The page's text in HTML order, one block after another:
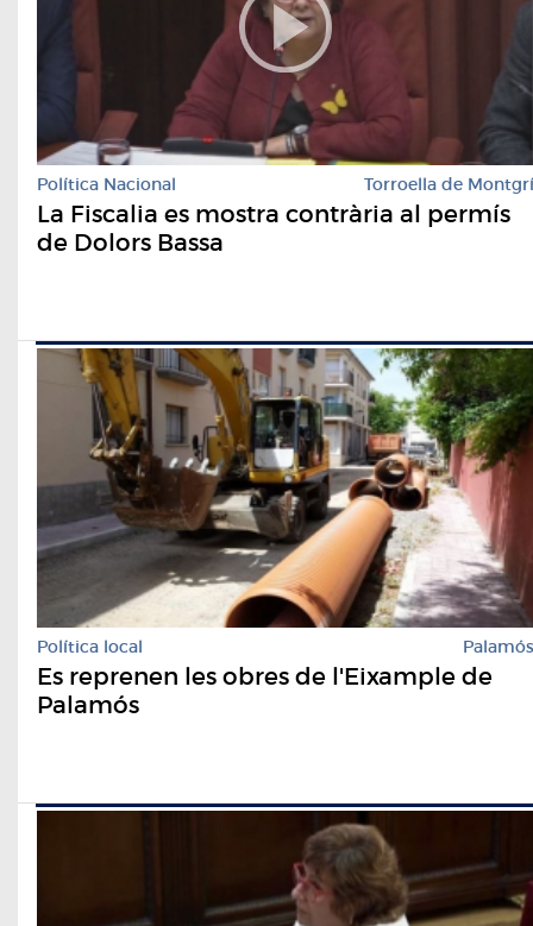
Política Nacional Torroella de Montgrí
La Fiscalia es mostra contrària al permís
de Dolors Bassa
Política local Palamós
Es reprenen les obres de l'Eixample de
Palamós